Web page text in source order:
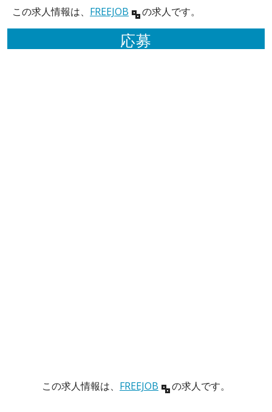
この求人情報は、 FREEJOB の求人です。
応募
この求人情報は、 FREEJOB の求人です。